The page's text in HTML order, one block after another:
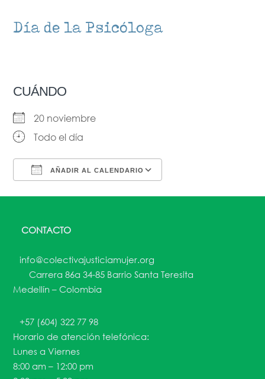
Día de la Psicóloga
CUÁNDO
20 noviembre
Todo el día
AÑADIR AL CALENDARIO
CONTACTO
info@colectivajusticiamujer.org
Carrera 86a 34-85 Barrio Santa Teresita
Medellín – Colombia
+57 (604) 322 77 98
Horario de atención telefónica:
Lunes a Viernes
8:00 am – 12:00 pm